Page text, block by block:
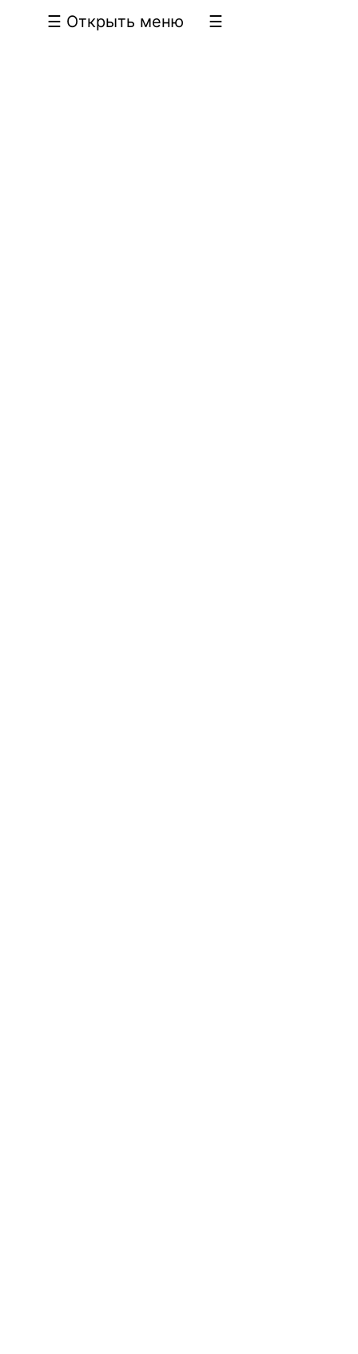
☰ Открыть меню ☰